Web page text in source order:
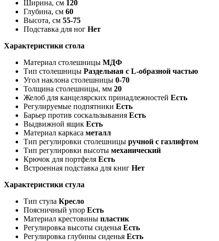
Ширина, см 120
Глубина, см 60
Высота, см 55-75
Подставка для ног Нет
Характеристики стола
Материал столешницы МДФ
Тип столешницы Раздельная с L-образной частью
Угол наклона столешницы 0-70
Толщина столешницы, мм 20
Желоб для канцелярских принадлежностей Есть
Регулируемые подпятники Есть
Барьер против соскальзывания Есть
Выдвижной ящик Есть
Материал каркаса металл
Тип регулировки столешницы ручной с газлифтом
Тип регулировки высоты механический
Крючок для портфеля Есть
Встроенная подставка для книг Нет
Характеристики стула
Тип стула Кресло
Поясничный упор Есть
Материал крестовины пластик
Регулировка высоты сиденья Есть
Регулировка глубины сиденья Есть